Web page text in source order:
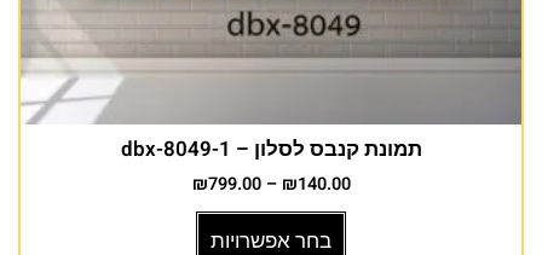
תמונת קנבס לסלון – dbx-8049-1
₪140.00
–
₪799.00
בחר אפשרויות